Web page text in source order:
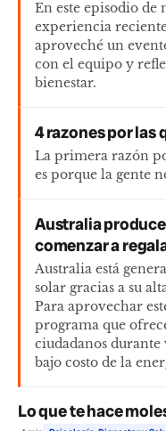
En este episodio
experiencia
aproveché un
con el equipo y
bienestar.
4 razones por las
La primera razón
es porque la gente
Australia
comenzar a
Australia está
solar gracias a su
Para aprovechar
programa que
ciudadanos durante
bajo costo de la
Lo que te hace